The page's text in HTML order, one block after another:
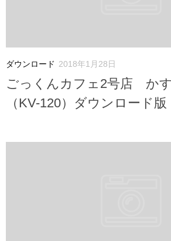
ダウンロード 2018年1月28日
ごっくんカフェ2号店 か
（KV-120）ダウンロード版